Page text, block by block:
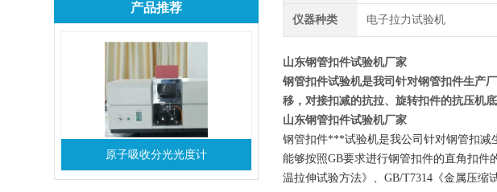
产品推荐
原子吸收分光光度计
仪器种类 电子拉力试验机
山东钢管扣件试验机厂家
钢管扣件试验机是我司针对钢管扣件生产
移，对接扣减的抗拉、旋转扣件的抗压机底
山东钢管扣件试验机厂家
钢管扣件***试验机是我公司针对钢管扣
能够按照GB要求进行钢管扣件的直角扣件
温拉伸试验方法》、GB/T7314 《金属压缩